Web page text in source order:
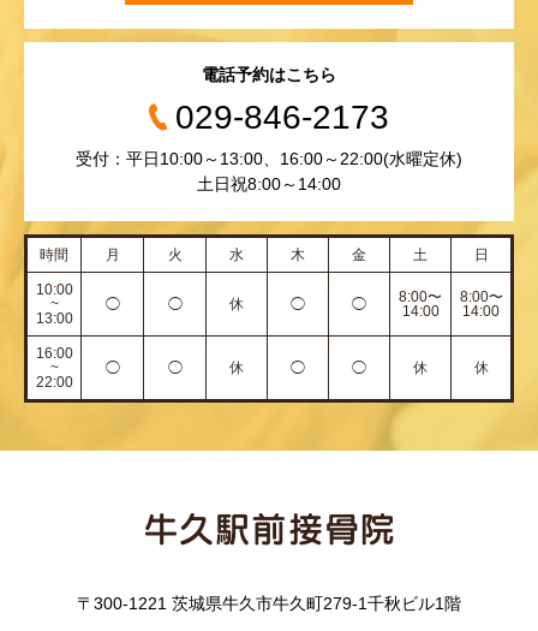
電話予約はこちら
029-846-2173
受付：平日10:00～13:00、16:00～22:00(水曜定休)
土日祝8:00～14:00
時間 月 火 水 木 金 土 日
10:00
~
13:00
◯ ◯ 休 ◯ ◯
8:00〜
14:00
8:00〜
14:00
16:00
~
22:00
◯ ◯ 休 ◯ ◯ 休 休
〒300-1221 茨城県牛久市牛久町279-1千秋ビル1階